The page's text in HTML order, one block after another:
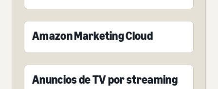
Amazon Marketing Cloud
Anuncios de TV por streaming